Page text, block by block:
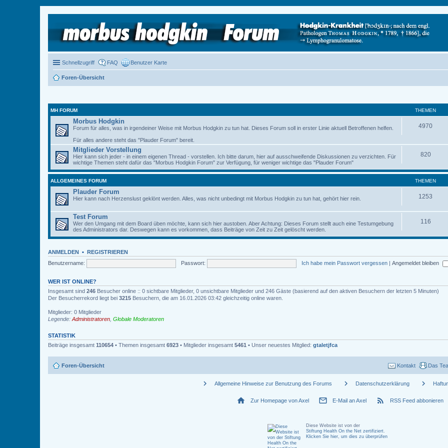
Schnellzugriff FAQ Benutzer Karte
Foren-Übersicht
MH FORUM THEMEN
Morbus Hodgkin
Forum für alles, was in irgendeiner Weise mit Morbus Hodgkin zu tun hat. Dieses Forum soll in erster Linie aktuell Betroffenen helfen.
Für alles andere steht das "Plauder Forum" bereit.
4970
Mitglieder Vorstellung
Hier kann sich jeder - in einem eigenen Thread - vorstellen. Ich bitte darum, hier auf ausschweifende Diskussionen zu verzichten. Für
wichtige Themen steht dafür das "Morbus Hodgkin Forum" zur Verfügung, für weniger wichtige das "Plauder Forum"
820
ALLGEMEINES FORUM THEMEN
Plauder Forum
Hier kann nach Herzenslust geklönt werden. Alles, was nicht unbedingt mit Morbus Hodgkin zu tun hat, gehört hier rein. 1253
Test Forum
Wer den Umgang mit dem Board üben möchte, kann sich hier austoben. Aber Achtung: Dieses Forum stellt auch eine Testumgebung
des Administrators dar. Deswegen kann es vorkommen, dass Beiträge von Zeit zu Zeit gelöscht werden.
116
ANMELDEN • REGISTRIEREN
Benutzername:
Passwort: Ich habe mein Passwort vergessen | Angemeldet bleiben
WER IST ONLINE?
Insgesamt sind 246 Besucher online :: 0 sichtbare Mitglieder, 0 unsichtbare Mitglieder und 246 Gäste (basierend auf den aktiven Besuchern der letzten 5 Minuten)
Der Besucherrekord liegt bei 3215 Besuchern, die am 16.01.2026 03:42 gleichzeitig online waren.
Mitglieder: 0 Mitglieder
Legende: Administratoren Globale Moderatoren
STATISTIK
Beiträge insgesamt 110654 • Themen insgesamt 6923 • Mitglieder insgesamt 5461 • Unser neuestes Mitglied: gtaletjfca
Foren-Übersicht Das
Kontakt
chevron_right Allgemeine Hinweise zur Benutzung des Forums chevron_right Datenschutzerklärung chevron_right
home Zur Homepage von Axel mail_outline E-Mail an Axel rss_feed RSS Feed abbonieren
Diese Website ist von der
Stiftung Health On the Net zertifiziert.
Klicken Sie hier, um dies zu überprüfen